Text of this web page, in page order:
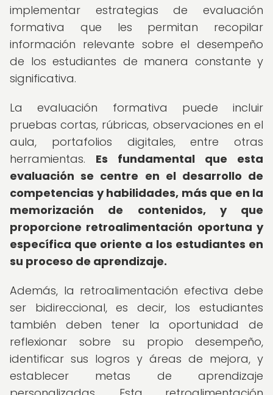
implementar estrategias de evaluación
formativa que les permitan recopilar
información relevante sobre el desempeño
de los estudiantes de manera constante y
significativa.
La evaluación formativa puede incluir
pruebas cortas, rúbricas, observaciones en el
aula, portafolios digitales, entre otras
herramientas. Es fundamental que esta
evaluación se centre en el desarrollo de
competencias y habilidades, más que en la
memorización de contenidos, y que
proporcione retroalimentación oportuna y
específica que oriente a los estudiantes en
su proceso de aprendizaje.
Además, la retroalimentación efectiva debe
ser bidireccional, es decir, los estudiantes
también deben tener la oportunidad de
reflexionar sobre su propio desempeño,
identificar sus logros y áreas de mejora, y
establecer metas de aprendizaje